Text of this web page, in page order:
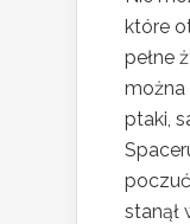
które
pełne
ptaki,
stanął